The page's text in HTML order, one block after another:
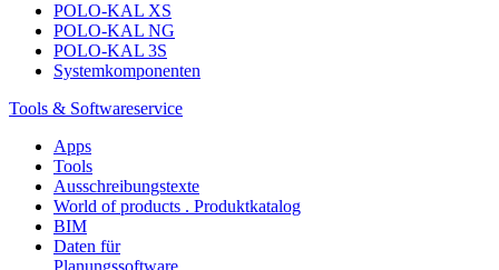
POLO-KAL XS
POLO-KAL NG
POLO-KAL 3S
Systemkomponenten
Tools & Softwareservice
Apps
Tools
Ausschreibungstexte
World of products . Produktkatalog
BIM
Daten für